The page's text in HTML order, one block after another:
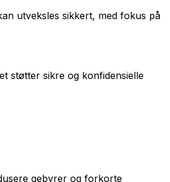
utveksles sikkert, med fokus på
støtter sikre og konfidensielle
gebyrer og forkorte